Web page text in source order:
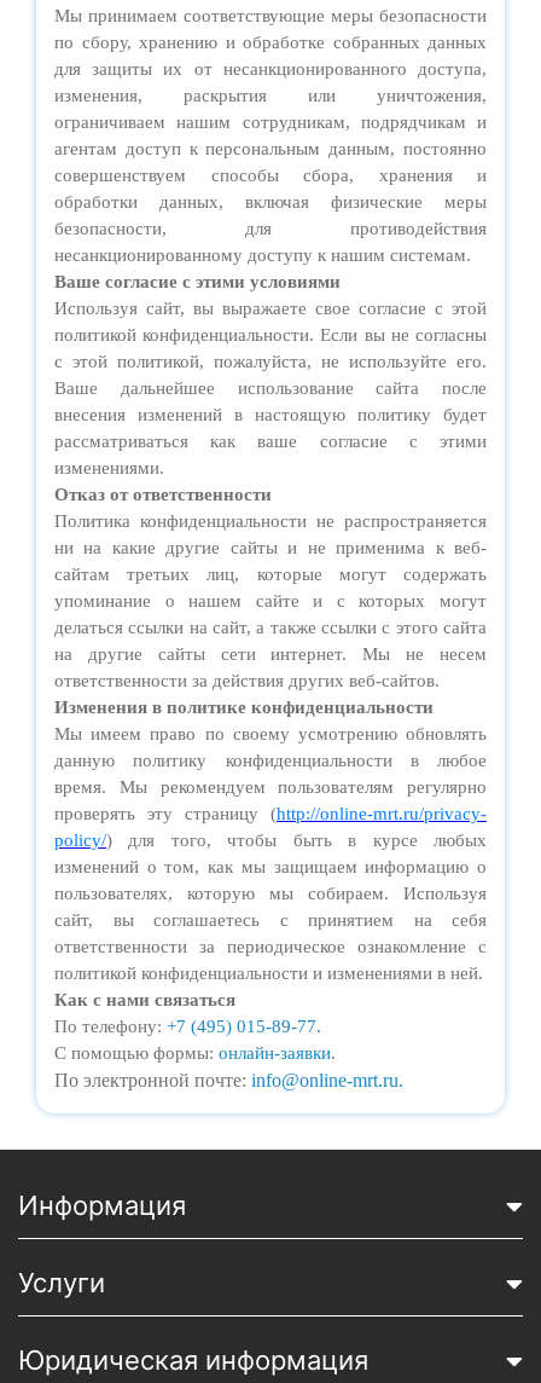
Мы принимаем соответствующие меры безопасности
по сбору, хранению и обработке собранных данных
для защиты их от несанкционированного доступа,
изменения, раскрытия или уничтожения,
ограничиваем нашим сотрудникам, подрядчикам и
агентам доступ к персональным данным, постоянно
совершенствуем способы сбора, хранения и
обработки данных, включая физические меры
безопасности, для противодействия
несанкционированному доступу к нашим системам.
Ваше согласие с этими условиями
Используя сайт, вы выражаете свое согласие с этой
политикой конфиденциальности. Если вы не согласны
с этой политикой, пожалуйста, не используйте его.
Ваше дальнейшее использование сайта после
внесения изменений в настоящую политику будет
рассматриваться как ваше согласие с этими
изменениями.
Отказ от ответственности
Политика конфиденциальности не распространяется
ни на какие другие сайты и не применима к веб-
сайтам третьих лиц, которые могут содержать
упоминание о нашем сайте и с которых могут
делаться ссылки на сайт, а также ссылки с этого сайта
на другие сайты сети интернет. Мы не несем
ответственности за действия других веб-сайтов.
Изменения в политике конфиденциальности
Мы имеем право по своему усмотрению обновлять
данную политику конфиденциальности в любое
время. Мы рекомендуем пользователям регулярно
проверять эту страницу (http://online-mrt.ru/privacy-
policy/) для того, чтобы быть в курсе любых
изменений о том, как мы защищаем информацию о
пользователях, которую мы собираем. Используя
сайт, вы соглашаетесь с принятием на себя
ответственности за периодическое ознакомление с
политикой конфиденциальности и изменениями в ней.
Как с нами связаться
По телефону: +7 (495) 015-89-77.
С помощью формы: онлайн-заявки.
По электронной почте: info@online-mrt.ru.
Информация
Услуги
Юридическая информация